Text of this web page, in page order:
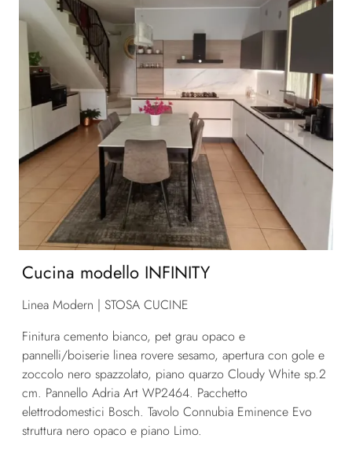
Cucina modello INFINITY
Linea Modern | STOSA CUCINE
Finitura cemento bianco, pet grau opaco e
pannelli/boiserie linea rovere sesamo, apertura con gole e
zoccolo nero spazzolato, piano quarzo Cloudy White sp.2
cm. Pannello Adria Art WP2464. Pacchetto
elettrodomestici Bosch. Tavolo Connubia Eminence Evo
struttura nero opaco e piano Limo.